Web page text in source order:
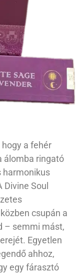
a fehér
álomba ringató
harmonikus
Soul
csupán a
– semmi mást,
Egyetlen
ahhoz,
egy fárasztó